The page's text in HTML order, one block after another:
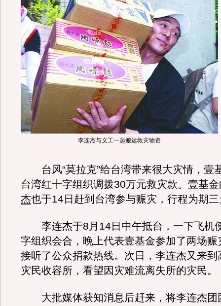
李连杰与义工一起搬运救灾物资
台风“莫拉克”给台湾带来很大灾情，壹
台湾红十字组织调拨30万元救灾款。壹基
杰也于14日赶到台湾参与赈灾，行程为期
李连杰于8月14日中午抵台，一下飞机
字组织会合，晚上代表壹基金参加了两场赈
接听了公众捐款热线。次日，李连杰又来到
灾民收容所，看望因灾难流离失所的灾民。
大批媒体获知消息后赶来，将李连杰团